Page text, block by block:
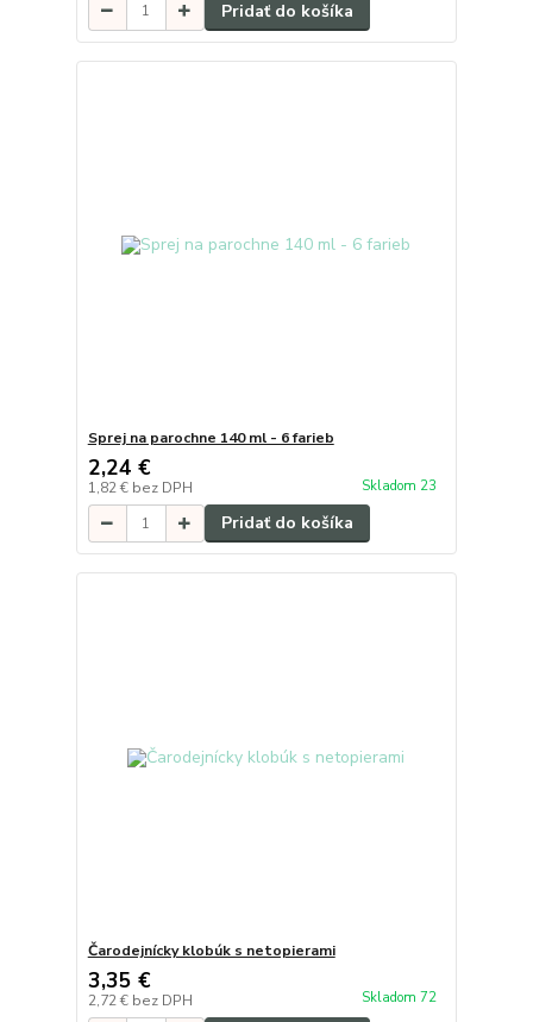
Pridať do košíka
Sprej na parochne 140 ml - 6 farieb
2,24 €
1,82 € bez DPH Skladom 23
Pridať do košíka
Čarodejnícky klobúk s netopierami
3,35 €
2,72 € bez DPH Skladom 72